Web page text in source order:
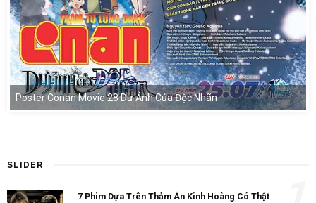
Poster Conan Movie 28 Dư Ảnh Của Độc Nhãn
SLIDER
7 Phim Dựa Trên Thảm Án Kinh Hoàng Có Thật